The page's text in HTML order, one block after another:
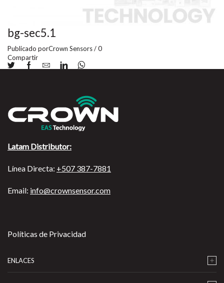
bg-sec5.1
Publicado porCrown Sensors/0
Compartir
Latam Distributor:
Línea Directa: +507 387-7881
Email: info@crownsensor.com
Políticas de Privacidad
ENLACES